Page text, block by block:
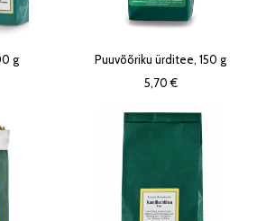
g
Puuvõõriku ürditee, 150 g
5,70 €